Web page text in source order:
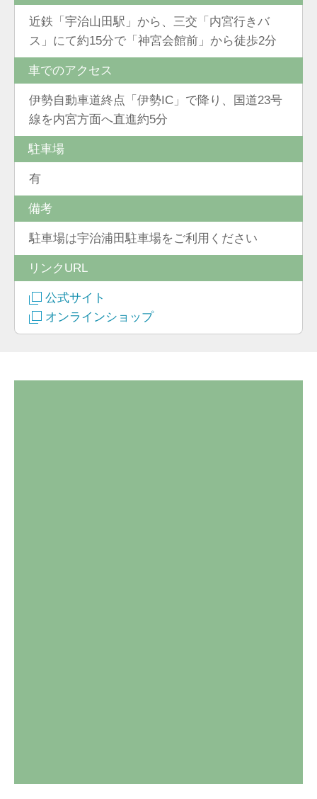
近鉄「宇治山田駅」から、三交「内宮行きバ
ス」にて約15分で「神宮会館前」から徒歩2分
車でのアクセス
伊勢自動車道終点「伊勢IC」で降り、国道23号
線を内宮方面へ直進約5分
駐車場
有
備考
駐車場は宇治浦田駐車場をご利用ください
リンクURL
公式サイト
オンラインショップ